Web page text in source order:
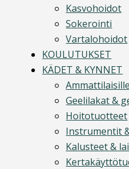
Kasvohoidot
Sokerointi
Vartalohoidot
KOULUTUKSET
KÄDET & KYNNET
Ammattilaisille
Geelilakat &
Hoitotuotteet
Instrumentit
Kalusteet &